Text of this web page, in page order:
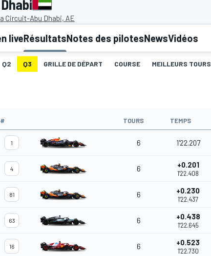
Circuit-Abu Dhabi, AE
liveRésultatsNotes des pilotesNewsVidéos
Q2 Q3 GRILLE DE DÉPART COURSE MEILLEURS TOURS
# TOURS TEMPS
1 6 1'22.207
4 6 +0.201
1'22.408
81 6 +0.230
1'22.437
63 6 +0.438
1'22.645
16 6 +0.523
1'22.730